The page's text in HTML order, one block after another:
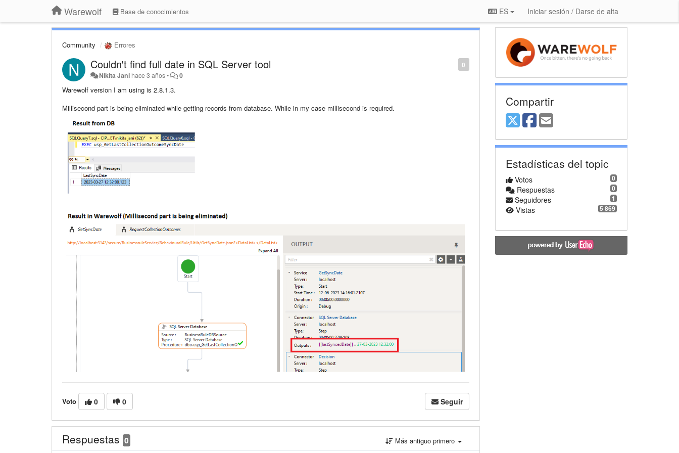
Warewolf Base de conocimientos ES Iniciar sesión / Darse de alta
Community Errores
0
Couldn't find full date in SQL Server tool
Nikita Jani hace 3 años• 0
Warewolf version I am using is 2.8.1.3.
Millisecond part is being eliminated while getting records from database. While in my case millisecond is required.
Voto 0 0 Seguir
Respuestas 0 Más antiguo primero
Compartir
Estadísticas del topic
0
Votos
0
Respuestas
1
Seguidores
5 869
Vistas